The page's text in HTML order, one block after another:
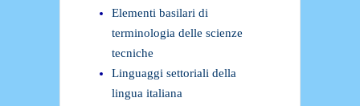
Elementi basilari di
terminologia delle scienze
tecniche
Linguaggi settoriali della
lingua italiana